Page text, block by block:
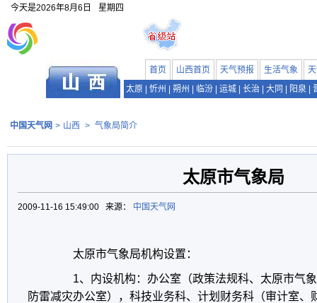
今天是2026年8月6日 星期四
首页 山西首页 天气预报 生活气象
太原
忻州 朔州 临汾 运城 长治 大同 阳泉
中国天气网 > 山西 > 气象局简介
太原市气象局
2009-11-16 15:49:00 来源： 中国天气网
太原市气象局机构设置：
1、内设机构：办公室（政策法规科、太原市气
防雷减灾办公室），科技业务科、计划财务科（审计室、